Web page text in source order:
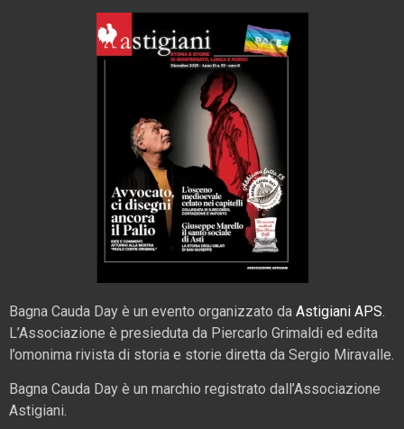
Bagna Cauda Day è un evento organizzato da Astigiani APS
L’Associazione è presieduta da Piercarlo Grimaldi ed edita
l’omonima rivista di storia e storie diretta da Sergio Miravalle.
Bagna Cauda Day è un marchio registrato dall’Associazione
Astigiani.